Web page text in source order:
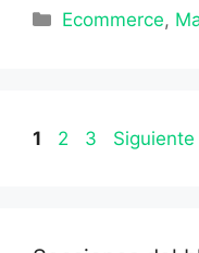
Categorías
Ecommerce,
Página
1 Página
2 Página
3 Siguiente